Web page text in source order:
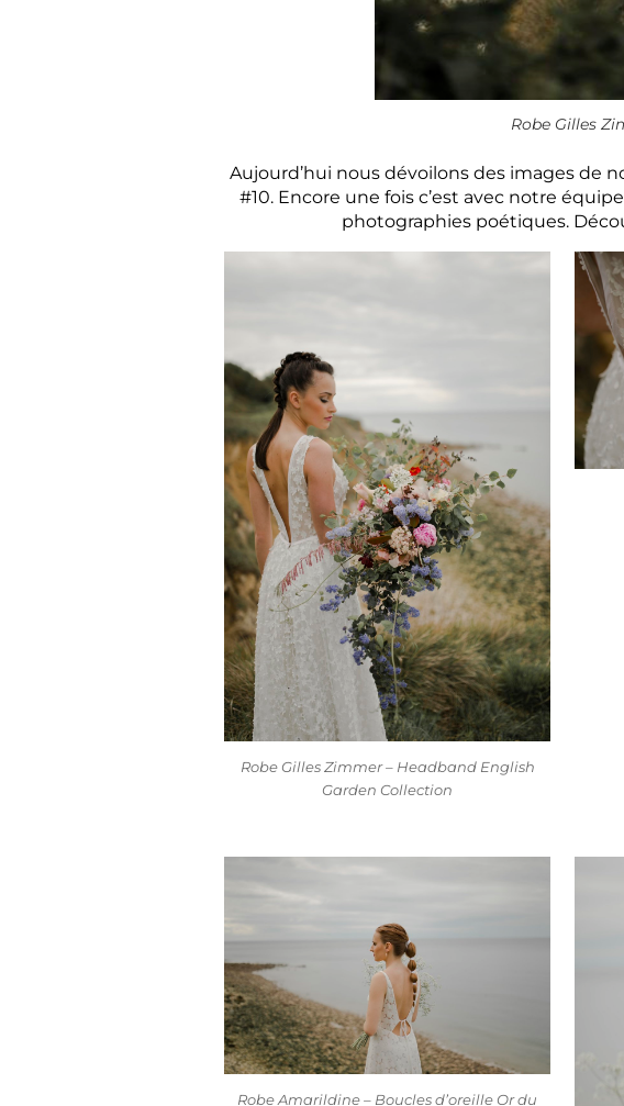
Robe Gilles
Aujourd’hui nous dévoilons des images de
#10. Encore une fois c’est avec notre
photographies poétiques.
Robe Gilles Zimmer – Headband English
Garden Collection
Robe Amarildine – Boucles d’oreille Or du